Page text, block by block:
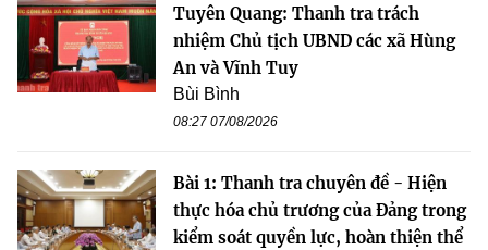
Tuyên Quang: Thanh tra trách
nhiệm Chủ tịch UBND các xã Hùng
An và Vĩnh Tuy
Bùi Bình
08:27 07/08/2026
Bài 1: Thanh tra chuyên đề - Hiện
thực hóa chủ trương của Đảng trong
kiểm soát quyền lực, hoàn thiện thể